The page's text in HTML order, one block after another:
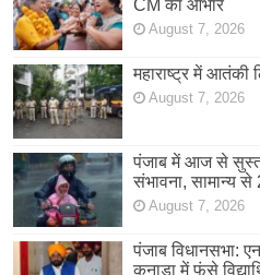
CM का आभार
August 7, 2026
महाराष्ट्र में आतंकी
August 7, 2026
पंजाब में आज से सुस्त
संभावना, सामान्य से
August 7, 2026
पंजाब विधानसभा:
कनाडा में फंसे